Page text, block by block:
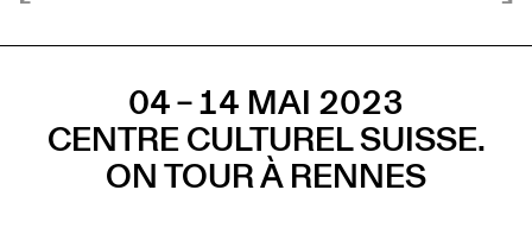
04 – 14 MAI 2023
CENTRE CULTUREL SUISSE.
ON TOUR À RENNES